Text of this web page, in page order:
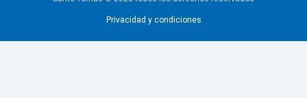
Privacidad y condiciones